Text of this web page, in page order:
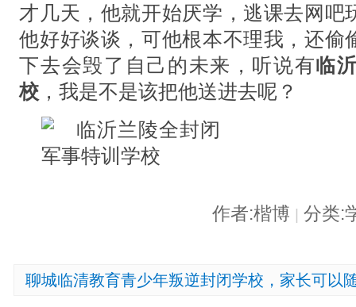
才几天，他就开始厌学，逃课去网吧
他好好谈谈，可他根本不理我，还偷
下去会毁了自己的未来，听说有临
校 ，我是不是该把他送进去呢？
作者:楷博 分类:
聊城临清教育青少年叛逆封闭学校，家长可以